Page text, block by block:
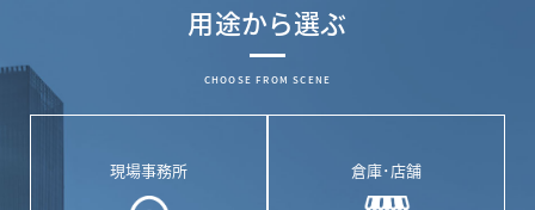
用途から選ぶ
CHOOSE FROM SCENE
現場事務所 倉庫･店舗